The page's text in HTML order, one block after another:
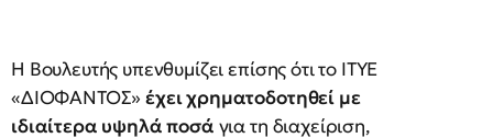
Η Βουλευτής υπενθυμίζει επίσης ότι το ΙΤΥΕ
«ΔΙΟΦΑΝΤΟΣ»έχει χρηματοδοτηθεί με
ιδιαίτερα υψηλά ποσά για τη διαχείριση,